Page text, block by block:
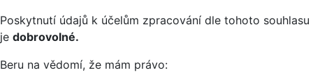
Poskytnutí údajů k účelům zpracování dle tohoto souhlasu
je dobrovolné.
Beru na vědomí, že mám právo: